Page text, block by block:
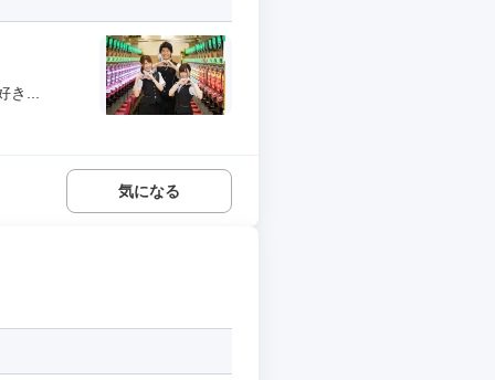
...
気になる